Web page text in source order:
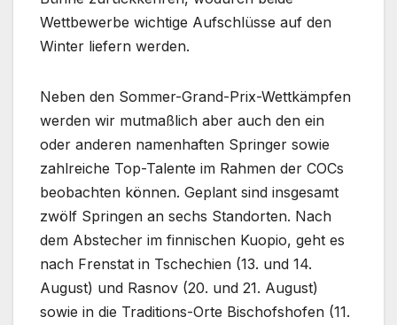
Wettbewerbe wichtige Aufschlüsse auf den
Winter liefern werden.
Neben den Sommer-Grand-Prix-Wettkämpfen
werden wir mutmaßlich aber auch den ein
oder anderen namenhaften Springer sowie
zahlreiche Top-Talente im Rahmen der COCs
beobachten können. Geplant sind insgesamt
zwölf Springen an sechs Standorten. Nach
dem Abstecher im finnischen Kuopio, geht es
nach Frenstat in Tschechien (13. und 14.
August) und Rasnov (20. und 21. August)
sowie in die Traditions-Orte Bischofshofen (11.